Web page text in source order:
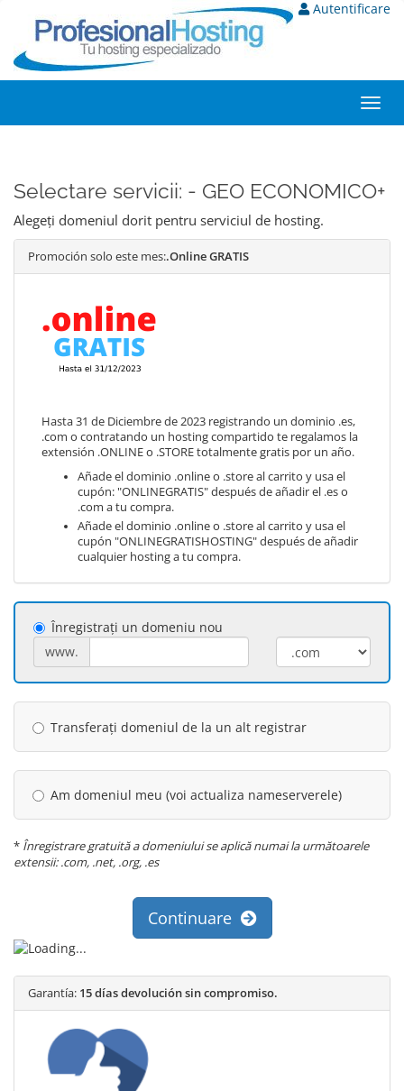
Autentificare
Selectare servicii: - GEO ECONOMICO+
Alegeți domeniul dorit pentru serviciul de hosting.
Promoción solo este mes:.Online GRATIS
Hasta 31 de Diciembre de 2023 registrando un dominio .es,
.com o contratando un hosting compartido te regalamos la
extensión .ONLINE o .STORE totalmente gratis por un año.
Añade el dominio .online o .store al carrito y usa el
cupón: "ONLINEGRATIS" después de añadir el .es o
.com a tu compra.
Añade el dominio .online o .store al carrito y usa el
cupón "ONLINEGRATISHOSTING" después de añadir
cualquier hosting a tu compra.
Înregistrați un domeniu nou
www.
Transferați domeniul de la un alt registrar
Am domeniul meu (voi actualiza nameserverele)
* Înregistrare gratuită a domeniului se aplică numai la următoarele
extensii: .com, .net, .org, .es
Continuare
Garantía: 15 días devolución sin compromiso.